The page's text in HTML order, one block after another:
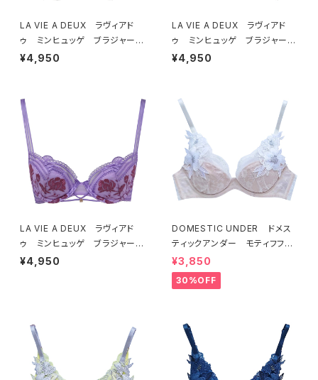
LA VIE A DEUX ラヴィアド
ゥ ミンヒュッゲ ブラジャー
（ブラック）BRA BLACK 2249
¥4,950
LA VIE A DEUX ラヴィアド
ゥ ミンヒュッゲ ブラジャー
（ヒュッゲオレンジ）BRA HYGG
¥4,950
LA VIE A DEUX ラヴィアド
ゥ ミンヒュッゲ ブラジャー
（ライラック）BRA LILAC 2249
¥4,950
DOMESTIC UNDER ドメス
ティックアンダー モティフフル
ール ブラジャー（オフホワイ
ト）D2255
¥3,850
30%OFF